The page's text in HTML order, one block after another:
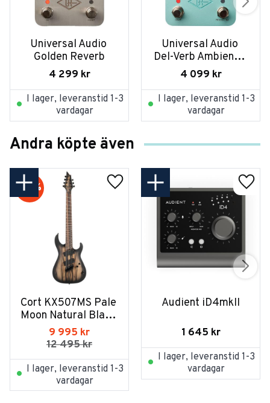
Universal Audio
Golden Reverb
4 299 kr
I lager, leveranstid 1-3
vardagar
Universal Audio
Del-Verb Ambience
Companion
4 099 kr
I lager, leveranstid 1-3
vardagar
Andra köpte även
Cort KX507MS Pale
Moon Natural Black
Burst
9 995 kr
12 495kr
20 %
I lager, leveranstid 1-3
vardagar
Audient iD4mkII
1 645 kr
I lager, leveranstid 1-3
vardagar